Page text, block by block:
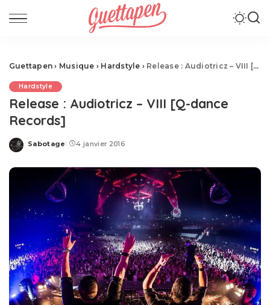
Guettapen › Musique › Hardstyle › Release : Audiotricz – VIII [Q-dance Records]
Hardstyle
Release : Audiotricz – VIII [Q-dance
Records]
Posted
Sabotage 4 janvier 2016